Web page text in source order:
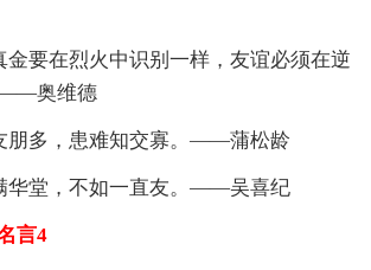
金要在烈火中识别一样，友谊必须在逆
——奥维德
朋多，患难知交寡。——蒲松龄
华堂，不如一直友。——吴喜纪
言4